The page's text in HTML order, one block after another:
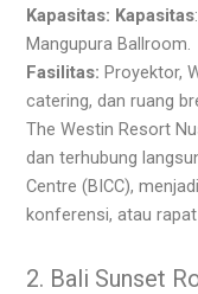
Kapasitas: Kapasitas
Mangupura Ballroom.
Fasilitas: Proyektor,
catering, dan ruang
The Westin Resort
dan terhubung
Centre (BICC),
konferensi, atau
2. Bali Sunset